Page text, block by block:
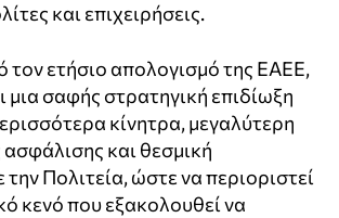
και επιχειρήσεις.
τον ετήσιο απολογισμό της ΕΑΕΕ,
μια σαφής στρατηγική επιδίωξη
κίνητρα, μεγαλύτερη
ασφάλισης και θεσμική
την Πολιτεία, ώστε να περιοριστεί
κενό που εξακολουθεί να